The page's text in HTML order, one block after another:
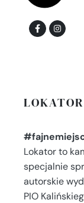
LOKATOR
Lokator to
specjalnie
autorskie
PIO